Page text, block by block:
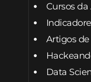
Cursos
Artigos
Data